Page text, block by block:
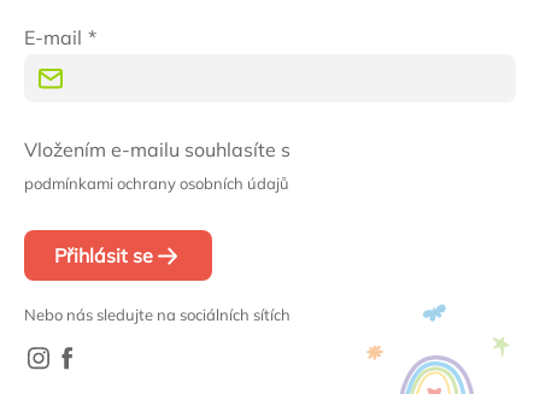
E-mail
Vložením e-mailu souhlasíte s
podmínkami ochrany osobních údajů
Přihlásit se
Nebo nás sledujte na sociálních sítích